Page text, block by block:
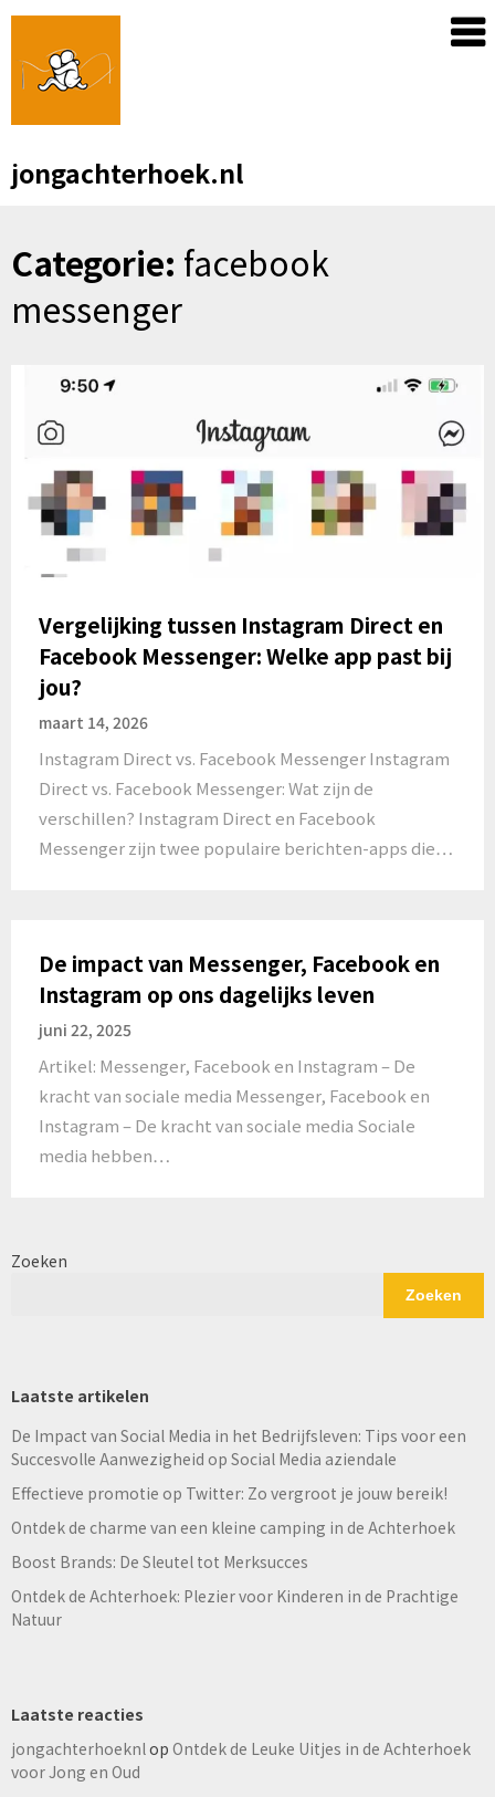
Skip
content
jongachterhoek.nl
Categorie: facebook
messenger
Vergelijking tussen Instagram Direct en
Facebook Messenger: Welke app past bij
jou?
maart 14, 2026
Instagram Direct vs. Facebook Messenger Instagram
Direct vs. Facebook Messenger: Wat zijn de
verschillen? Instagram Direct en Facebook
Messenger zijn twee populaire berichten-apps die…
De impact van Messenger, Facebook en
Instagram op ons dagelijks leven
juni 22, 2025
Artikel: Messenger, Facebook en Instagram – De
kracht van sociale media Messenger, Facebook en
Instagram – De kracht van sociale media Sociale
media hebben…
Zoeken
Zoeken
Laatste artikelen
De Impact van Social Media in het Bedrijfsleven: Tips voor een
Succesvolle Aanwezigheid op Social Media aziendale
Effectieve promotie op Twitter: Zo vergroot je jouw bereik!
Ontdek de charme van een kleine camping in de Achterhoek
Boost Brands: De Sleutel tot Merksucces
Ontdek de Achterhoek: Plezier voor Kinderen in de Prachtige
Natuur
Laatste reacties
jongachterhoeknl op Ontdek de Leuke Uitjes in de Achterhoek
voor Jong en Oud